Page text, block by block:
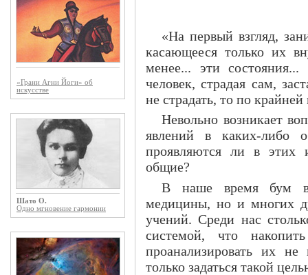
«Грани Агни Йоги» об
искусстве
Шато О.
Одно мгновение гармонии
«На первый взгляд,
касающееся только их
менее... эти
человек, страдая сам,
не страдать, то по
Невольно возникает
явлений в каких-либо
проявляются ли в этих
общие?
В наше время бум
медицины, но и многих
учений. Среди нас
системой, что
проанализировать их не
только задаться такой